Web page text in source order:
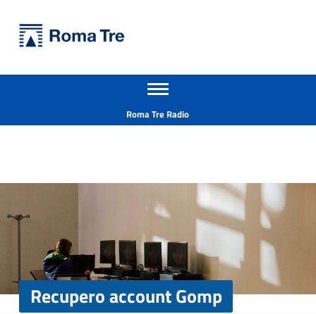
Recupero account Gomp - Università Roma Tre
Apri il menu secondario
Roma Tre Radio
Recupero account Gomp